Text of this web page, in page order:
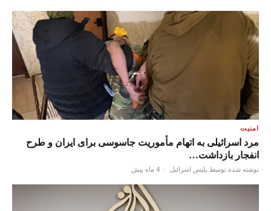
امنیت
مرد اسرائیلی به اتهام مأموریت جاسوسی برای ایران و طرح
انفجار بازداشت…
نوشته شده توسط پلیس اسرائیل · 4 ماه پیش